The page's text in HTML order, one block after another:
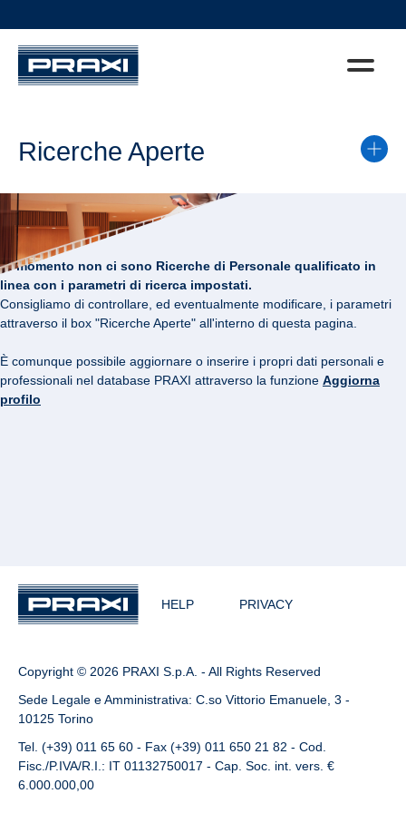
Ricerche Aperte
Al momento non ci sono Ricerche di Personale qualificato in
linea con i parametri di ricerca impostati.
Consigliamo di controllare, ed eventualmente modificare, i parametri
attraverso il box "Ricerche Aperte" all'interno di questa pagina.
È comunque possibile aggiornare o inserire i propri dati personali e
professionali nel database PRAXI attraverso la funzione Aggiorna
profilo
HELP PRIVACY
Copyright © 2026 PRAXI S.p.A. - All Rights Reserved
Sede Legale e Amministrativa: C.so Vittorio Emanuele, 3 -
10125 Torino
Tel. (+39) 011 65 60 - Fax (+39) 011 650 21 82 - Cod.
Fisc./P.IVA/R.I.: IT 01132750017 - Cap. Soc. int. vers. €
6.000.000,00